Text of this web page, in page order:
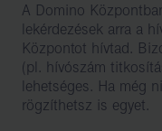
A Domino
lekérdezések arra a
Központot hívtad.
(pl. hívószám
lehetséges. Ha még
rögzíthetsz is egyet.